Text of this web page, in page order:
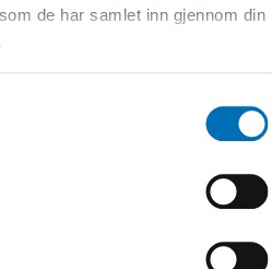
de har samlet inn gjennom din